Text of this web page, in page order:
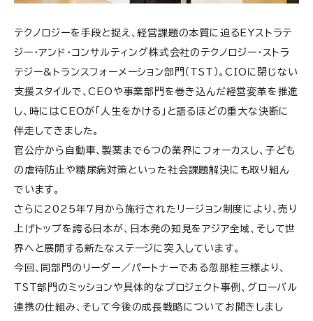
テクノロジーを手段と捉え、経営課題の本質に迫るEYストラテ
ジー・アンド・コンサルティング株式会社のテクノロジー・ストラ
テジー&トランスフォーメーション部門（TST）。CIOに閉じない
支援スタイルで、CEOや事業部門を巻き込んだ経営変革を推進
し、時にはCEOが「人生をかける」と語るほどの重大な決断に
伴走してきました。
官公庁から自動車、製薬まで6つの業界にフォーカスし、子ども
の虐待防止や糖尿病対策といった社会課題解決にも取り組ん
でいます。
さらに2025年7月から施行されたリージョン制度により、売り
上げトップを誇る日本が、日本発の知見をアジア全域、そして世
界へと展開する新たなステージに突入しています。
今回、同部門のリーダー／パートナーである忽那桂三様より、
TST部門のミッションや具体的なプロジェクト事例、グローバル
連携の仕組み、そして今後の成長戦略についてお聞きしまし